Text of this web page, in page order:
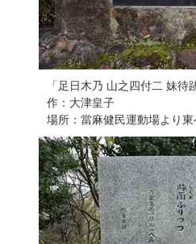
「足日木乃 山之四付二 妹
作：大津皇子
場所：當麻健民運動場より東